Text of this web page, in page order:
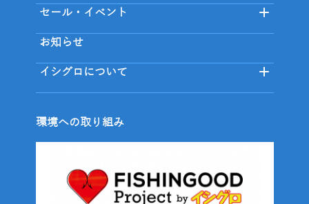
セール・イベント
お知らせ
イシグロについて
環境への取り組み